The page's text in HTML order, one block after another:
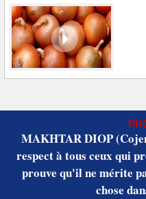
MAKHTAR DIOP
respect à tous ceux qui
prouve qu'il ne mérite
chose